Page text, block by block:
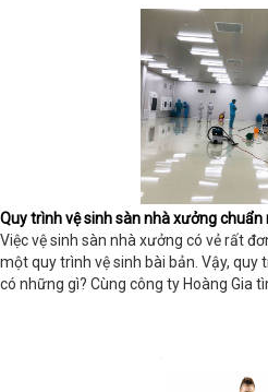
Quy trình vệ sinh sàn nhà xưởng chuẩn
Việc vệ sinh sàn nhà xưởng có vẻ rất
một quy trình vệ sinh bài bản. Vậy, quy
có những gì? Cùng công ty Hoàng Gia